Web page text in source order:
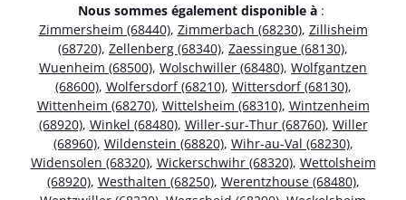
Nous sommes également disponible à :
Zimmersheim (68440), Zimmerbach (68230), Zillisheim
(68720), Zellenberg (68340), Zaessingue (68130),
Wuenheim (68500), Wolschwiller (68480), Wolfgantzen
(68600), Wolfersdorf (68210), Wittersdorf (68130),
Wittenheim (68270), Wittelsheim (68310), Wintzenheim
(68920), Winkel (68480), Willer-sur-Thur (68760), Willer
(68960), Wildenstein (68820), Wihr-au-Val (68230),
Widensolen (68320), Wickerschwihr (68320), Wettolsheim
(68920), Westhalten (68250), Werentzhouse (68480),